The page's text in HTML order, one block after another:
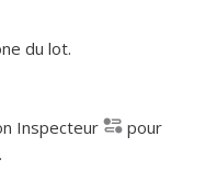
du lot.
Inspecteur
pour